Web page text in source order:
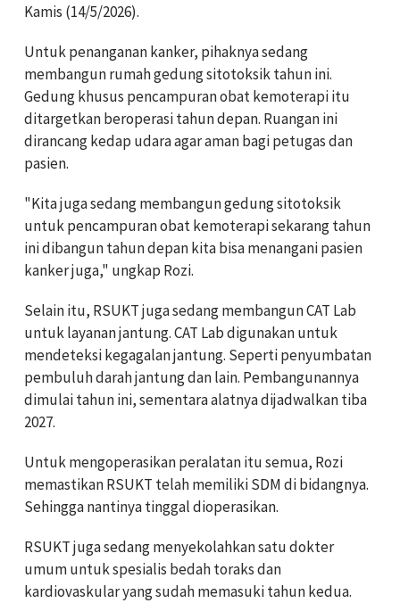
Kamis (14/5/2026).
Untuk penanganan kanker, pihaknya sedang
membangun rumah gedung sitotoksik tahun ini.
Gedung khusus pencampuran obat kemoterapi itu
ditargetkan beroperasi tahun depan. Ruangan ini
dirancang kedap udara agar aman bagi petugas dan
pasien.
"Kita juga sedang membangun gedung sitotoksik
untuk pencampuran obat kemoterapi sekarang tahun
ini dibangun tahun depan kita bisa menangani pasien
kanker juga," ungkap Rozi.
Selain itu, RSUKT juga sedang membangun CAT Lab
untuk layanan jantung. CAT Lab digunakan untuk
mendeteksi kegagalan jantung. Seperti penyumbatan
pembuluh darah jantung dan lain. Pembangunannya
dimulai tahun ini, sementara alatnya dijadwalkan tiba
2027.
Untuk mengoperasikan peralatan itu semua, Rozi
memastikan RSUKT telah memiliki SDM di bidangnya.
Sehingga nantinya tinggal dioperasikan.
RSUKT juga sedang menyekolahkan satu dokter
umum untuk spesialis bedah toraks dan
kardiovaskular yang sudah memasuki tahun kedua.